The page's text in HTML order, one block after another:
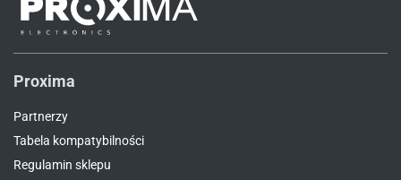
Proxima
Partnerzy
Tabela kompatybilności
Regulamin sklepu